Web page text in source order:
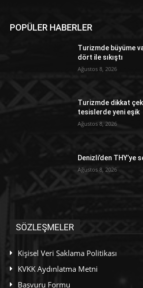
POPÜLER HABERLER
Turizmde büyüme
dört ile sıkıştı
Ağustos 8, 2026
Turizmde dikkat
tesislerde yeni eşik
Ağustos 8, 2026
Denizli’den THY’ye
Ağustos 8, 2026
SÖZLEŞMELER
Kişisel Veri Saklama Politikası
KVKK Aydınlatma Metni
Başvuru Formu